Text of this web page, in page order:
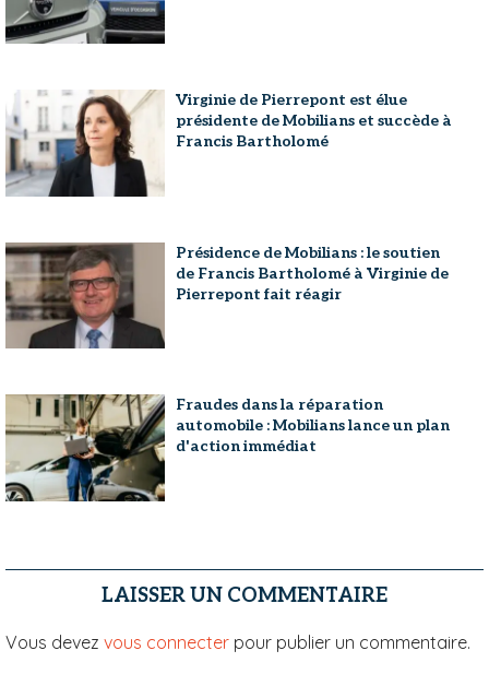
Virginie de Pierrepont est élue
présidente de Mobilians et succède à
Francis Bartholomé
Présidence de Mobilians : le soutien
de Francis Bartholomé à Virginie de
Pierrepont fait réagir
Fraudes dans la réparation
automobile : Mobilians lance un plan
d'action immédiat
LAISSER UN COMMENTAIRE
Vous devez vous connecter pour publier un commentaire.